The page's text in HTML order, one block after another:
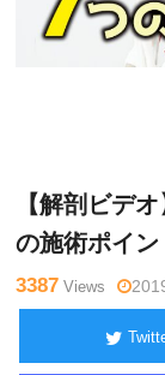
【解剖ビデ
の施術ポイン
3387 Views